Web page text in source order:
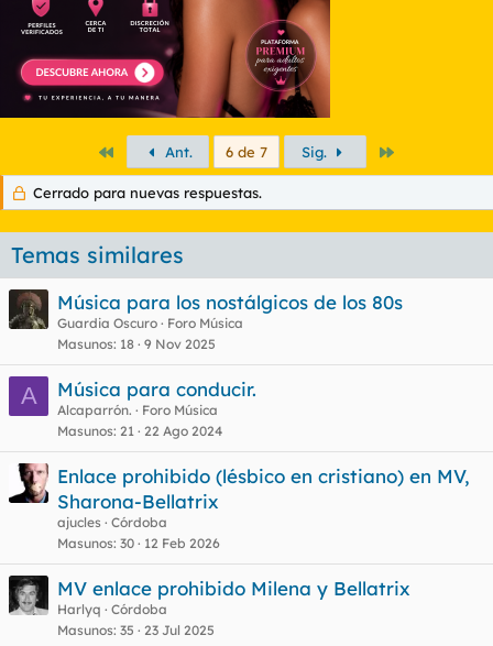
PrimeroAnt. 6 de 7 Sig.
Cerrado para nuevas respuestas.
Temas similares
Música para los nostálgicos de los 80s
Guardia Oscuro
Foro Música
Masunos 18 9 Nov 2025
A Música para conducir.
Alcaparrón.
Foro Música
Masunos 21 22 Ago 2024
Enlace prohibido (lésbico en cristiano) en MV,
Sharona-Bellatrix
ajucles Córdoba
Masunos 30 12 Feb 2026
MV enlace prohibido Milena y Bellatrix
Harlyq
Córdoba
Masunos 35 23 Jul 2025